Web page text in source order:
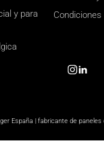
y para
España | fabricante de paneles